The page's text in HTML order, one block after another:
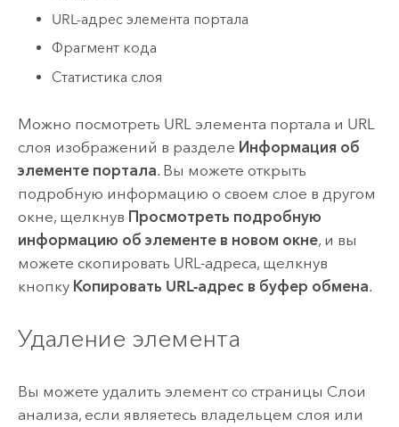
URL-адрес элемента портала
Фрагмент кода
Статистика слоя
Можно посмотреть URL элемента портала и URL
слоя изображений в разделе Информация об
элементе портала. Вы можете открыть
подробную информацию о своем слое в другом
окне, щелкнув Просмотреть подробную
информацию об элементе в новом окне, и вы
можете скопировать URL-адреса, щелкнув
кнопку Копировать URL-адрес в буфер обмена.
Удаление элемента
Вы можете удалить элемент со страницы Слои
анализа, если являетесь владельцем слоя или